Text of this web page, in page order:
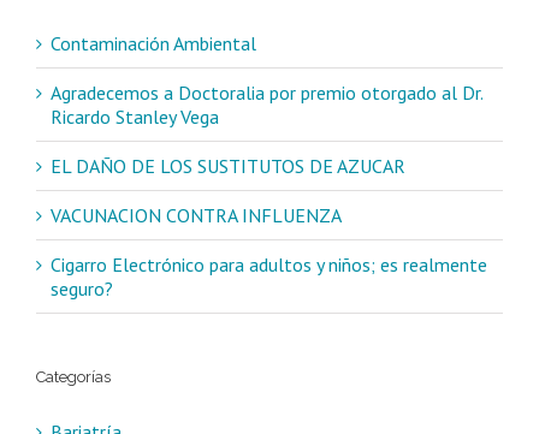
Contaminación Ambiental
Agradecemos a Doctoralia por premio otorgado al Dr.
Ricardo Stanley Vega
EL DAÑO DE LOS SUSTITUTOS DE AZUCAR
VACUNACION CONTRA INFLUENZA
Cigarro Electrónico para adultos y niños; es realmente
seguro?
Categorías